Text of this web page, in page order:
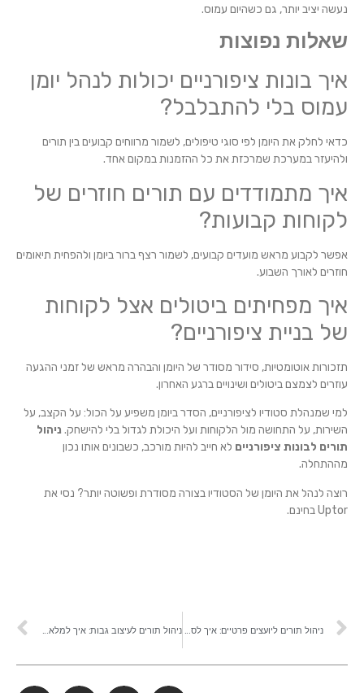
נעשה יציב יותר, גם כשהיום עמוס.
שאלות נפוצות
איך בונות ציפורניים יכולות לנהל יומן
עמוס בלי להתבלבל?
כדאי לחלק את היומן לפי סוגי טיפולים, לשמור מרווחים קבועים בין תורים
ולהיעזר במערכת שמרכזת את כל ההזמנות במקום אחד.
איך מתמודדים עם תורים חוזרים של
לקוחות קבועות?
אפשר לקבוע מראש מועדים קבועים, לשמור רצף ברור ביומן ולהפחית תיאומים
חוזרים לאורך השבוע.
איך מפחיתים ביטולים אצל לקוחות
של בניית ציפורניים?
תזכורות אוטומטיות, סידור מסודר של היומן והבהרה מראש של זמני ההגעה
עוזרים לצמצם ביטולים ושינויים ברגע האחרון.
למי שמנהלת סטודיו לציפורניים, הסדר ביומן משפיע על הכול: על הקצב, על
השירות, על התחושה מול הלקוחות ועל היכולת לגדול בלי להישחק. ניהול
תורים לבונות ציפורניים לא חייב להיות מורכב, כשבונים אותו נכון
מההתחלה.
רוצה לנהל את היומן של הסטודיו בצורה מסודרת ופשוטה יותר? נסי את
Uptor בחינם.